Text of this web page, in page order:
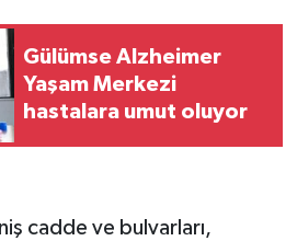
Gülümse Alzheimer
Yaşam Merkezi
hastalara umut oluyor
cadde ve bulvarları,